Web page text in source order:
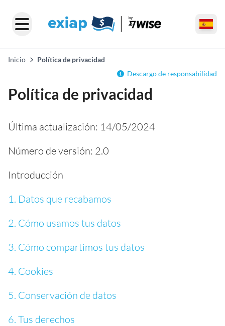
Inicio
Política de privacidad
Descargo de responsabilidad
Política de privacidad
Última actualización: 14/05/2024
Número de versión: 2.0
Introducción
1. Datos que recabamos
2. Cómo usamos tus datos
3. Cómo compartimos tus datos
4. Cookies
5. Conservación de datos
6. Tus derechos